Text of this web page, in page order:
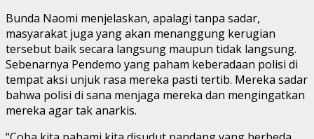
Bunda Naomi menjelaskan, apalagi tanpa sadar,
masyarakat juga yang akan menanggung kerugian
tersebut baik secara langsung maupun tidak langsung.
Sebenarnya Pendemo yang paham keberadaan polisi di
tempat aksi unjuk rasa mereka pasti tertib. Mereka sadar
bahwa polisi di sana menjaga mereka dan mengingatkan
mereka agar tak anarkis.